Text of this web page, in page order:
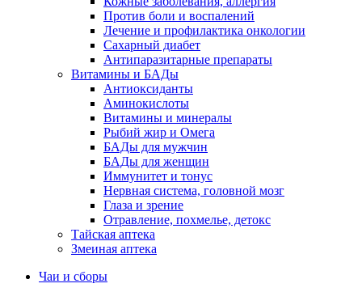
Против боли и воспалений
Лечение и профилактика онкологии
Сахарный диабет
Антипаразитарные препараты
Витамины и БАДы
Антиоксиданты
Аминокислоты
Витамины и минералы
Рыбий жир и Омега
БАДы для мужчин
БАДы для женщин
Иммунитет и тонус
Нервная система, головной мозг
Глаза и зрение
Отравление, похмелье, детокс
Тайская аптека
Змеиная аптека
Чаи и сборы